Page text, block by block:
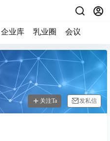
企业库 乳业圈 会议
关注Ta 发私信